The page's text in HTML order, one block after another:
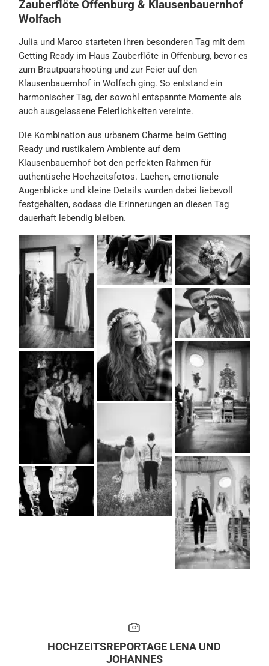
Zauberflöte Offenburg & Klausenbauernhof
Wolfach
Julia und Marco starteten ihren besonderen Tag mit dem
Getting Ready im Haus Zauberflöte in Offenburg, bevor es
zum Brautpaarshooting und zur Feier auf den
Klausenbauernhof in Wolfach ging. So entstand ein
harmonischer Tag, der sowohl entspannte Momente als
auch ausgelassene Feierlichkeiten vereinte.
Die Kombination aus urbanem Charme beim Getting
Ready und rustikalem Ambiente auf dem
Klausenbauernhof bot den perfekten Rahmen für
authentische Hochzeitsfotos. Lachen, emotionale
Augenblicke und kleine Details wurden dabei liebevoll
festgehalten, sodass die Erinnerungen an diesen Tag
dauerhaft lebendig bleiben.
HOCHZEITSREPORTAGE LENA UND
JOHANNES